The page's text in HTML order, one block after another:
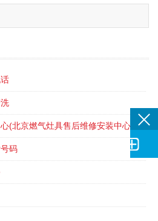
(北京燃气灶具售后维修安装中心)
码 